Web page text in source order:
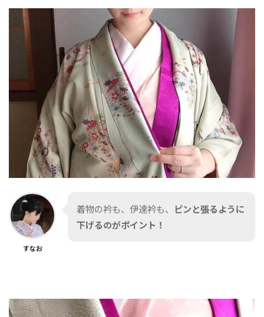
すなお
着物の衿も、伊達衿も、 ピンと張るように
下げるのがポイント！